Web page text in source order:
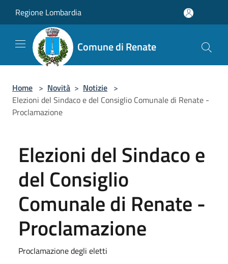
Regione Lombardia
Comune di Renate
Home > Novità > Notizie >
Elezioni del Sindaco e del Consiglio Comunale di Renate -
Proclamazione
Elezioni del Sindaco e
del Consiglio
Comunale di Renate -
Proclamazione
Proclamazione degli eletti